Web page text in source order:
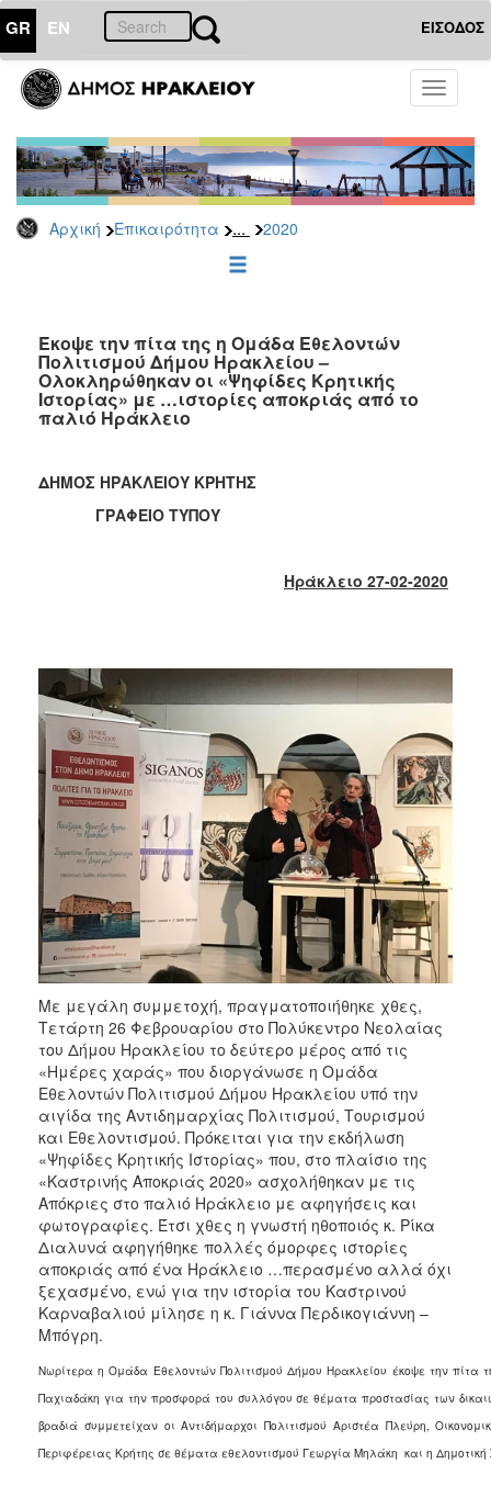
GR EN ΕΙΣΟΔΟΣ
Toggle
Αρχική Επικαιρότητα ... 2020
ΕΠΙΚΑΙΡΟΤΗΤΑ
Τύπου
Αρχείο
2026
2025
2022
2021
2020
2018
2017
2011
2010
2006
ΔΗΜΟΤΗΣ
ΕΠΙΣΚΕΠΤΗΣ
ΗΡΑΚΛΕΙΟ
Έκοψε την πίτα της η Ομάδα Εθελοντών
Πολιτισμού Δήμου Ηρακλείου –
Ολοκληρώθηκαν οι «Ψηφίδες Κρητικής
Ιστορίας» με …ιστορίες αποκριάς από το
παλιό Ηράκλειο
ΔΗΜΟΣ ΗΡΑΚΛΕΙΟΥ ΚΡΗΤΗΣ
ΓΡΑΦΕΙΟ ΤΥΠΟΥ
Ηράκλειο 27-02-2020
Με μεγάλη συμμετοχή, πραγματοποιήθηκε χθες,
Τετάρτη 26 Φεβρουαρίου στο Πολύκεντρο Νεολαίας
του Δήμου Ηρακλείου το δεύτερο μέρος από τις
«Ημέρες χαράς» που διοργάνωσε η Ομάδα
Εθελοντών Πολιτισμού Δήμου Ηρακλείου υπό την
αιγίδα της Αντιδημαρχίας Πολιτισμού, Τουρισμού
και Εθελοντισμού. Πρόκειται για την εκδήλωση
«Ψηφίδες Κρητικής Ιστορίας» που, στο πλαίσιο της
«Καστρινής Αποκριάς 2020» ασχολήθηκαν με τις
Απόκριες στο παλιό Ηράκλειο με αφηγήσεις και
φωτογραφίες. Έτσι χθες η γνωστή ηθοποιός κ. Ρίκα
Διαλυνά αφηγήθηκε πολλές όμορφες ιστορίες
αποκριάς από ένα Ηράκλειο …περασμένο αλλά όχι
ξεχασμένο, ενώ για την ιστορία του Καστρινού
Καρναβαλιού μίλησε η κ. Γιάννα Περδικογιάννη –
Μπόγρη.
Νωρίτερα η Ομάδα Εθελοντών Πολιτισμού Δήμου Ηρακλείου έκοψε την
Παχιαδάκη για την προσφορά του συλλόγου σε θέματα προστασίας των
βραδιά συμμετείχαν οι Αντιδήμαρχοι Πολιτισμού Αριστέα Πλεύρη,
Περιφέρειας Κρήτης σε θέματα εθελοντισμού Γεωργία Μηλάκη και η